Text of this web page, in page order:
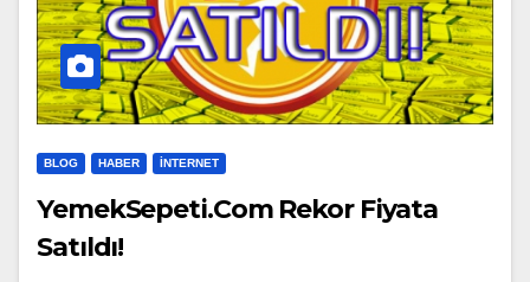
BLOG HABER İNTERNET
YemekSepeti.Com Rekor Fiyata
Satıldı!